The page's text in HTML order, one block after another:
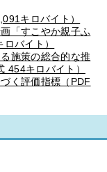
キロバイト）
「すこやか親子ふ
バイト）
施策の総合的な推
454キロバイト）
く評価指標（PDF